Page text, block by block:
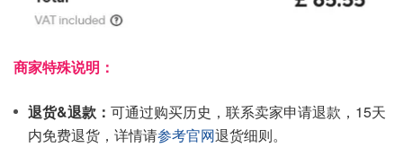
商家特殊说明：
退货&退款： 可通过购买历史，联系卖家申请退款，15天
内免费退货，详情请参考官网退货细则。